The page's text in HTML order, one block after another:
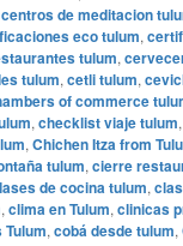
centros de meditacion
eco tulum,
tulum,
tulum, cetli tulum,
of commerce
, checklist viaje tulum,
, Chichen Itza from
tulum, cierre
de cocina tulum,
, clima en Tulum, clinicas
, cobá desde tulum,